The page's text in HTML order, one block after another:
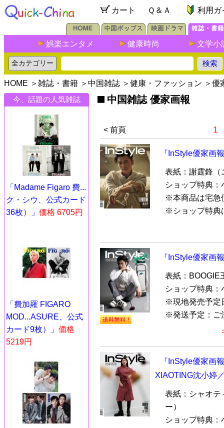
カート Ｑ＆Ａ 利用ガ
娯楽エンタメ 健康時尚 文学小
HOME ＞ 雑誌・書籍 ＞ 中国雑誌 ＞ 健康・ファッション ＞ 優
今、話題の人気雑誌
「Madame Figaro 費...
ク・シウ、公式カード
36枚）」 価格 6705円
「費加羅 FIGARO
MOD...ASURE、公式
カード9枚）」 価格
5219円
中国雑誌 優家画報
< 前頁 1
『InStyle優家画
表紙：謝霆鋒（
ショップ特典：
※本商品は宅急
※ショップ特典
『InStyle優家画
表紙：BOOGIE
ショップ特典：
※現地発売予定
※発送予定：ご
『InStyle優家画
XIAOTING沈小婷
表紙：シャオテ
ー）
ショップ特典：